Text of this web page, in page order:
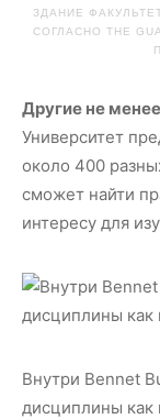
ЗДАНИЕ
СОГЛАСНО THE
Другие не
Университет
около 400
сможет найти
интересу для
Внутри Bennet
дисциплины как